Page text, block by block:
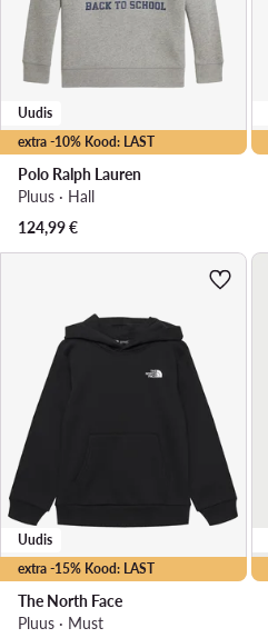
extra -10% Kood: LAST
Uudis
Polo Ralph Lauren
Pluus · Hall
124,99€
extra -15% Kood: LAST
Uudis
The North Face
Pluus · Must